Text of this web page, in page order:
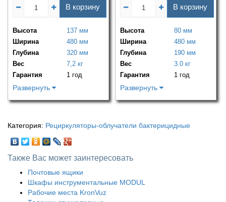
В корзину
Высота
137 мм
Ширина
480 мм
Глубина
320 мм
Вес
7,2 кг
Гарантия
1 год
Развернуть
В корзину
Высота
80 мм
Ширина
480 мм
Глубина
190 мм
Вес
3.0 кг
Гарантия
1 год
Развернуть
Категория: Рециркуляторы-облучатели бактерицидные
Также Вас может заинтересовать
Почтовые ящики
Шкафы инструментальные MODUL
Рабочие места KronVuz